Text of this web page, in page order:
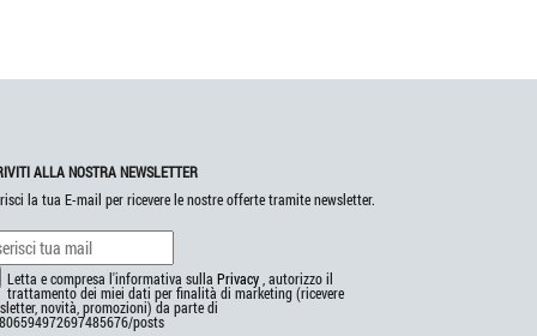
ALLA NOSTRA NEWSLETTER
la tua E-mail per ricevere le nostre offerte tramite newsletter.
Letta e compresa l'informativa sulla Privacy , autorizzo il
trattamento dei miei dati per finalità di marketing (ricevere
novità, promozioni) da parte di
posts